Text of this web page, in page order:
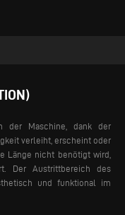
der Maschine, dank der
verleiht, erscheint oder
Länge nicht benötigt wird,
Der Austrittbereich des
und funktional im